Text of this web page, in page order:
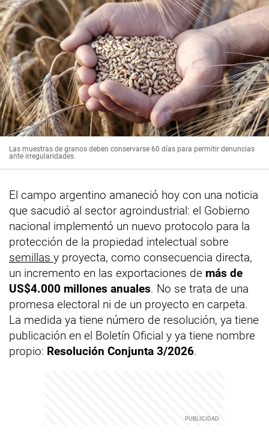
Las muestras de granos deben conservarse 60 días para permitir denuncias
ante irregularidades.
El campo argentino amaneció hoy con una noticia
que sacudió al sector agroindustrial: el Gobierno
nacional implementó un nuevo protocolo para la
protección de la propiedad intelectual sobre
semillas y proyecta, como consecuencia directa,
un incremento en las exportaciones de más de
US$4.000 millones anuales. No se trata de una
promesa electoral ni de un proyecto en carpeta.
La medida ya tiene número de resolución, ya tiene
publicación en el Boletín Oficial y ya tiene nombre
propio: Resolución Conjunta 3/2026.